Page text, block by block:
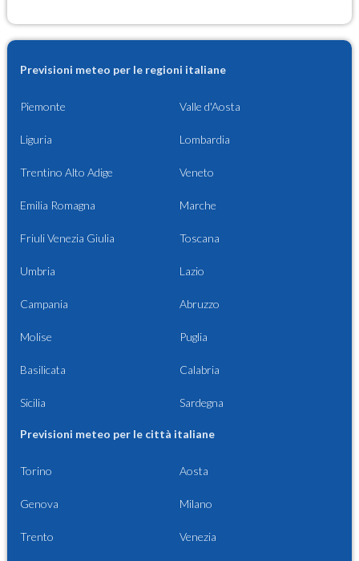
Previsioni meteo per le regioni italiane
Piemonte Valle d'Aosta
Liguria Lombardia
Trentino Alto Adige Veneto
Emilia Romagna Marche
Friuli Venezia Giulia Toscana
Umbria Lazio
Campania Abruzzo
Molise Puglia
Basilicata Calabria
Sicilia Sardegna
Previsioni meteo per le città italiane
Torino Aosta
Genova Milano
Trento Venezia